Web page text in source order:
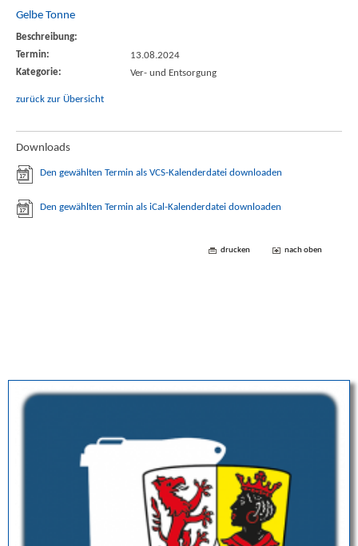
Gelbe Tonne
Beschreibung:
Termin:
13.08.2024
Kategorie:
Ver- und Entsorgung
zurück zur Übersicht
Downloads
Den gewählten Termin als VCS-Kalenderdatei downloaden
Den gewählten Termin als iCal-Kalenderdatei downloaden
drucken nach oben